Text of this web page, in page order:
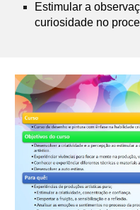
Estimular a
curiosidade no